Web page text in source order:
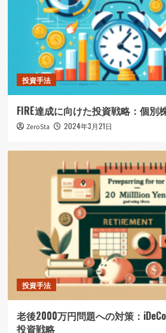
投資手法
FIRE達成に向けた投資戦略：個別
ZeroSta 2024年3月21日
投資手法
老後2000万円問題への対策：
投資戦略